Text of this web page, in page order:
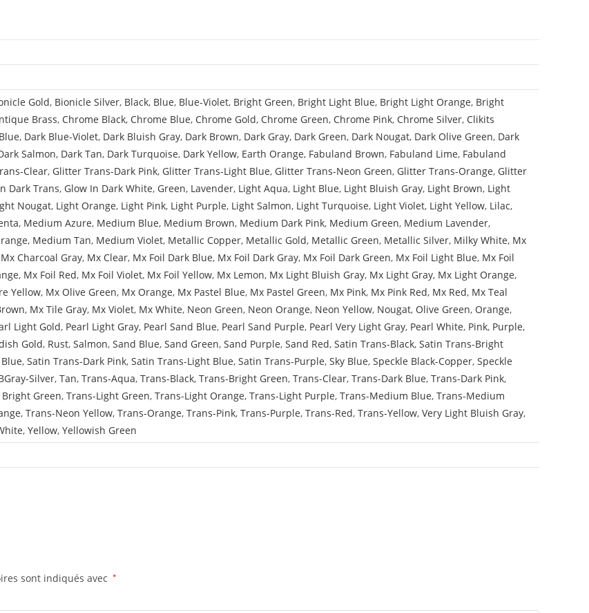
Gold, Bionicle Silver, Black, Blue, Blue-Violet, Bright Green, Bright Light Blue, Bright Light Orange, Bright
Brass, Chrome Black, Chrome Blue, Chrome Gold, Chrome Green, Chrome Pink, Chrome Silver, Clikits
, Dark Blue-Violet, Dark Bluish Gray, Dark Brown, Dark Gray, Dark Green, Dark Nougat, Dark Olive Green, Dark
Salmon, Dark Tan, Dark Turquoise, Dark Yellow, Earth Orange, Fabuland Brown, Fabuland Lime, Fabuland
Clear, Glitter Trans-Dark Pink, Glitter Trans-Light Blue, Glitter Trans-Neon Green, Glitter Trans-Orange, Glitter
Dark Trans, Glow In Dark White, Green, Lavender, Light Aqua, Light Blue, Light Bluish Gray, Light Brown, Light
Nougat, Light Orange, Light Pink, Light Purple, Light Salmon, Light Turquoise, Light Violet, Light Yellow, Lilac,
, Medium Azure, Medium Blue, Medium Brown, Medium Dark Pink, Medium Green, Medium Lavender,
, Medium Tan, Medium Violet, Metallic Copper, Metallic Gold, Metallic Green, Metallic Silver, Milky White, Mx
Mx Charcoal Gray, Mx Clear, Mx Foil Dark Blue, Mx Foil Dark Gray, Mx Foil Dark Green, Mx Foil Light Blue, Mx Foil
, Mx Foil Red, Mx Foil Violet, Mx Foil Yellow, Mx Lemon, Mx Light Bluish Gray, Mx Light Gray, Mx Light Orange,
Yellow, Mx Olive Green, Mx Orange, Mx Pastel Blue, Mx Pastel Green, Mx Pink, Mx Pink Red, Mx Red, Mx Teal
, Mx Tile Gray, Mx Violet, Mx White, Neon Green, Neon Orange, Neon Yellow, Nougat, Olive Green, Orange,
Light Gold, Pearl Light Gray, Pearl Sand Blue, Pearl Sand Purple, Pearl Very Light Gray, Pearl White, Pink, Purple,
Gold, Rust, Salmon, Sand Blue, Sand Green, Sand Purple, Sand Red, Satin Trans-Black, Satin Trans-Bright
, Satin Trans-Dark Pink, Satin Trans-Light Blue, Satin Trans-Purple, Sky Blue, Speckle Black-Copper, Speckle
Silver, Tan, Trans-Aqua, Trans-Black, Trans-Bright Green, Trans-Clear, Trans-Dark Blue, Trans-Dark Pink,
Green, Trans-Light Green, Trans-Light Orange, Trans-Light Purple, Trans-Medium Blue, Trans-Medium
, Trans-Neon Yellow, Trans-Orange, Trans-Pink, Trans-Purple, Trans-Red, Trans-Yellow, Very Light Bluish Gray,
, Yellow, Yellowish Green
sont indiqués avec *